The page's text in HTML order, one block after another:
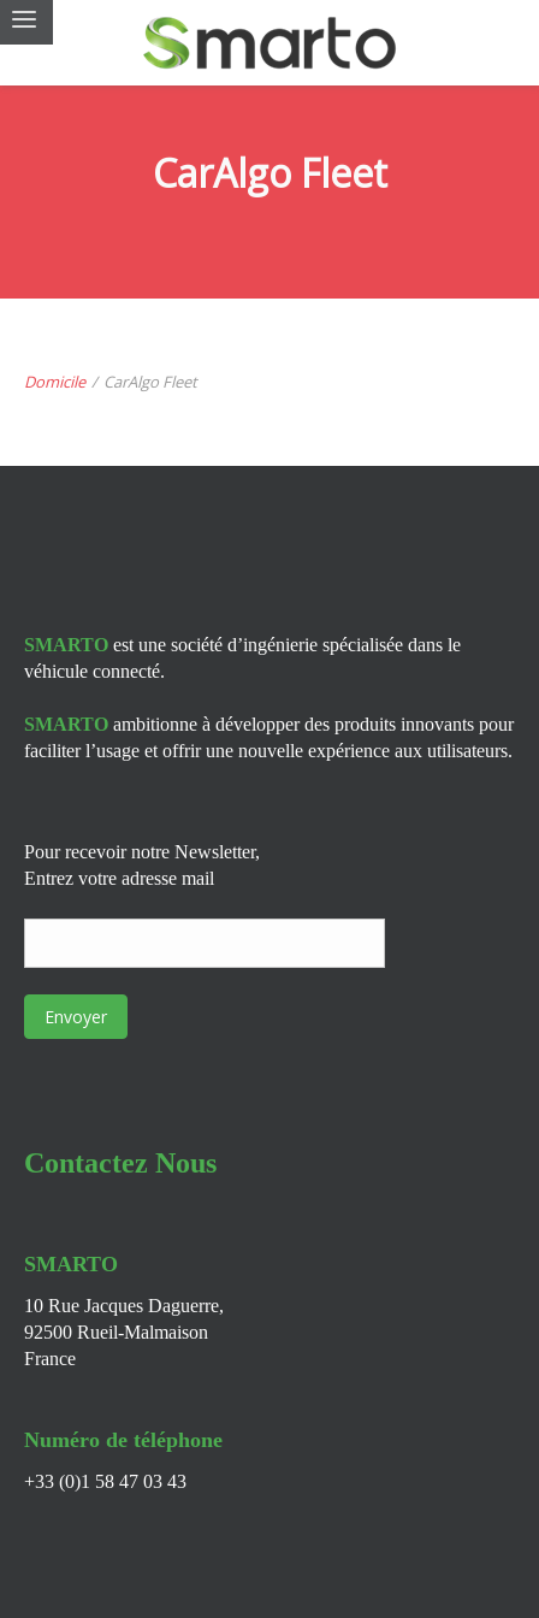
CarAlgo Fleet
Domicile / CarAlgo Fleet
SMARTO est une société d’ingénierie spécialisée dans le
véhicule connecté.
SMARTO ambitionne à développer des produits innovants pour
faciliter l’usage et offrir une nouvelle expérience aux utilisateurs.
Pour recevoir notre Newsletter,
Entrez votre adresse mail
Contactez Nous
SMARTO
10 Rue Jacques Daguerre,
92500 Rueil-Malmaison
France
Numéro de téléphone
+33 (0)1 58 47 03 43